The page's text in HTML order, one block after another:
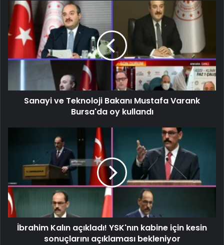
Sanayi ve Teknoloji Bakanı Mustafa Varank
Bursa'da oy kullandı
İbrahim Kalın açıkladı! YSK'nın kabine için kesin
sonuçlarını açıklaması bekleniyor